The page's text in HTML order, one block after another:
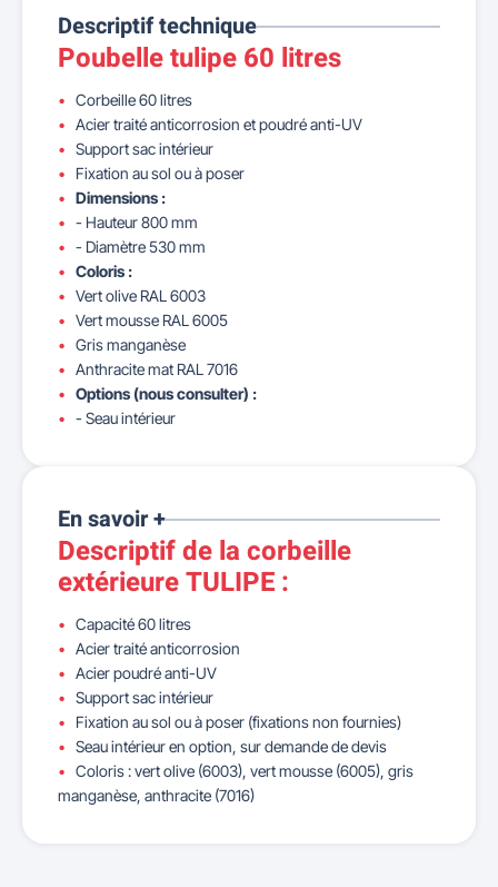
Descriptif technique
Poubelle tulipe 60 litres
Corbeille 60 litres
Acier traité anticorrosion et poudré anti-UV
Support sac intérieur
Fixation au sol ou à poser
Dimensions :
- Hauteur 800 mm
- Diamètre 530 mm
Coloris :
Vert olive RAL 6003
Vert mousse RAL 6005
Gris manganèse
Anthracite mat RAL 7016
Options (nous consulter) :
- Seau intérieur
En savoir +
Descriptif de la corbeille
extérieure TULIPE :
Capacité 60 litres
Acier traité anticorrosion
Acier poudré anti-UV
Support sac intérieur
Fixation au sol ou à poser (fixations non fournies)
Seau intérieur en option, sur demande de devis
Coloris : vert olive (6003), vert mousse (6005), gris
manganèse, anthracite (7016)